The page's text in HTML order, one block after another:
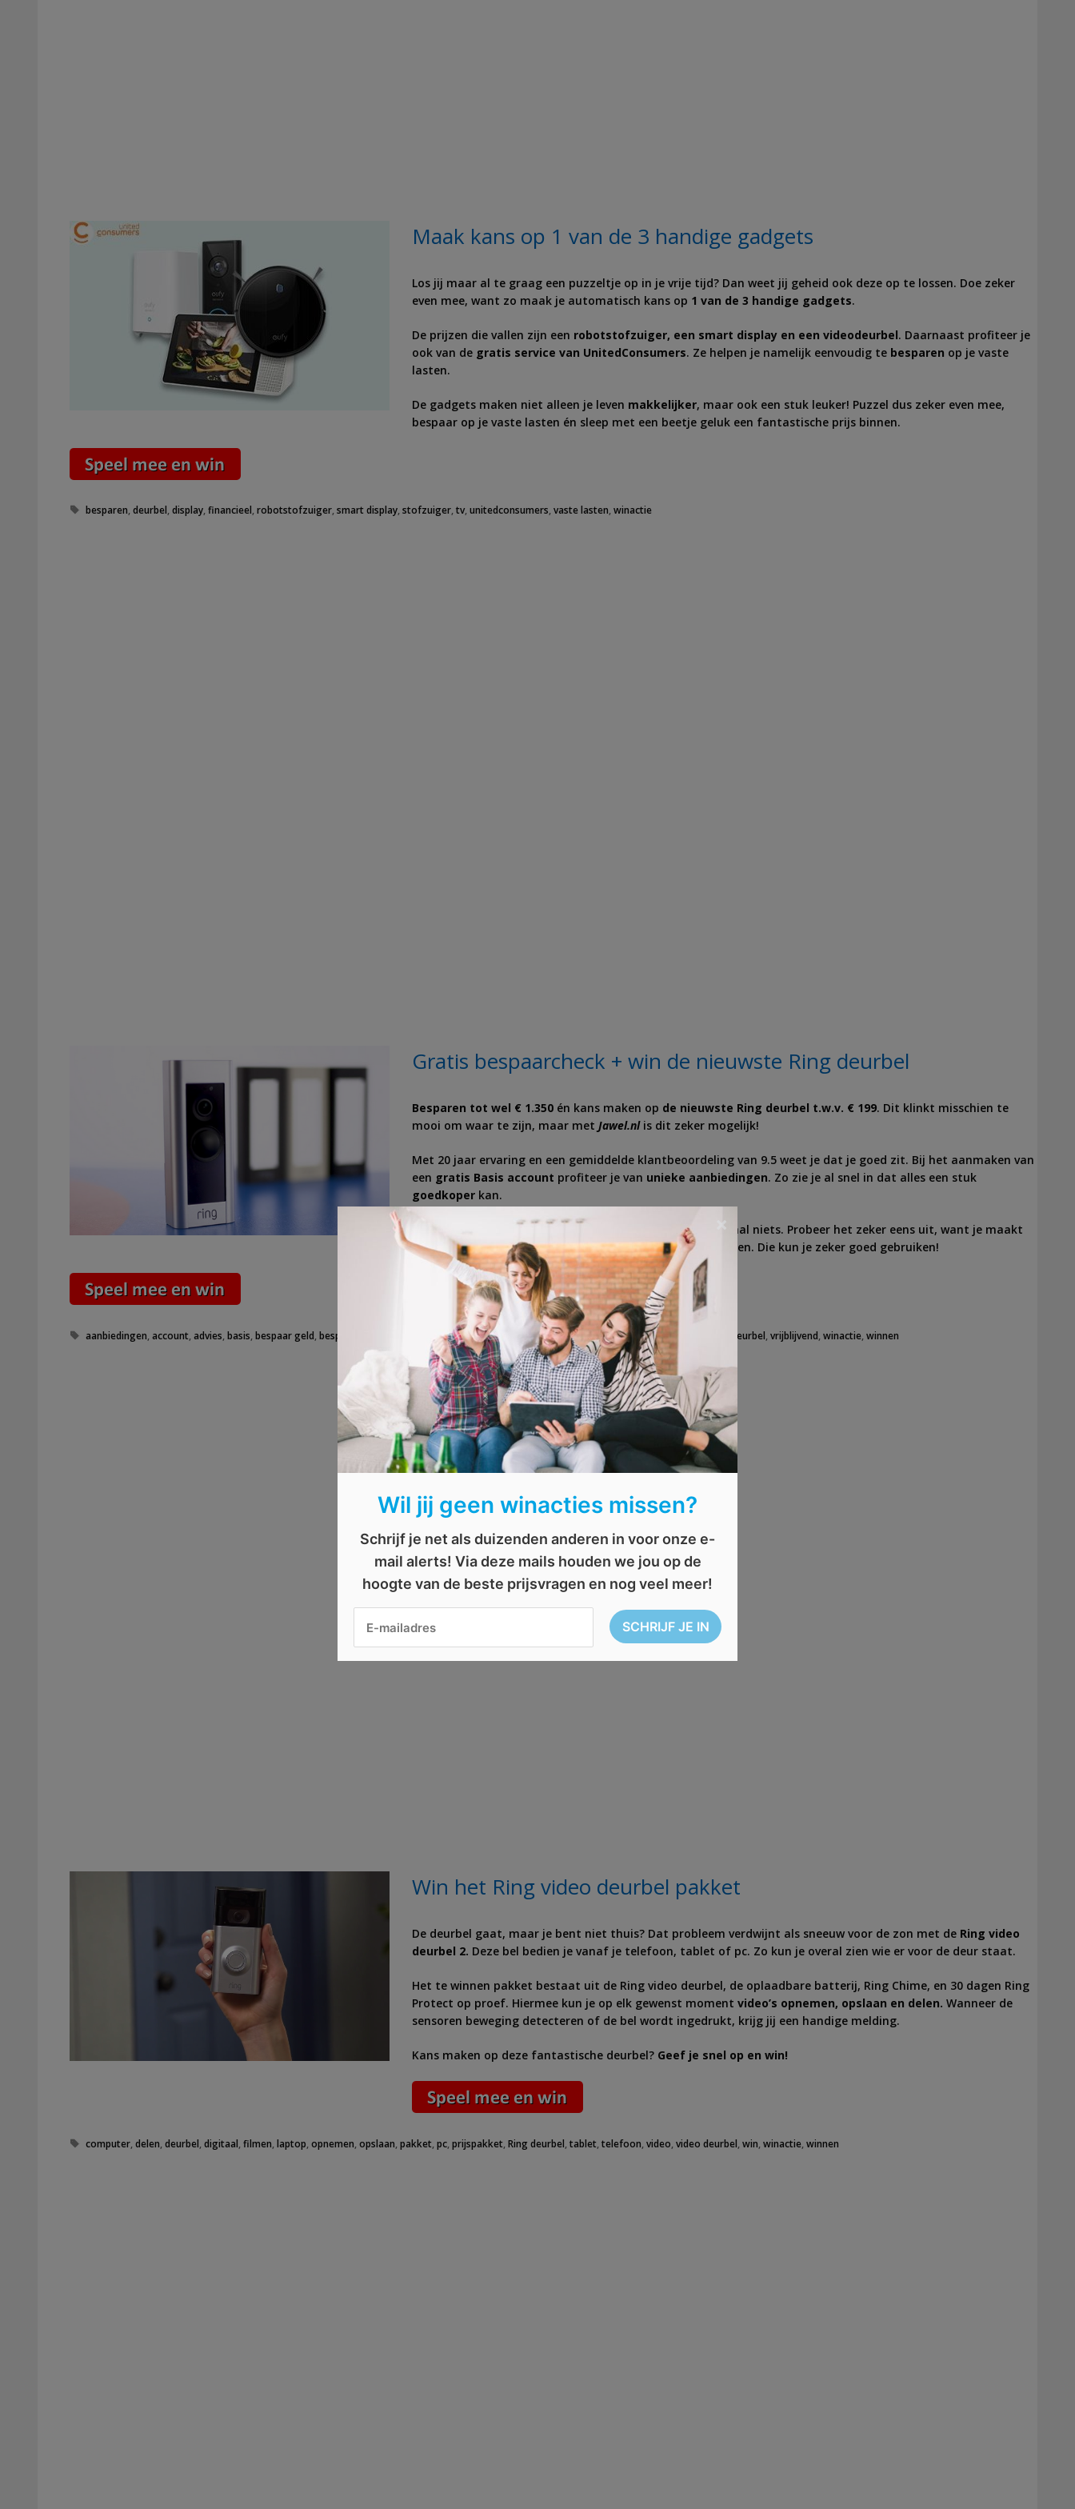
Maak kans op 1 van de 3 handige gadgets
Los jij maar al te graag een puzzeltje op in je vrije tijd? Dan weet jij geheid ook deze op te lossen. Doe zeker
even mee, want zo maak je automatisch kans op 1 van de 3 handige gadgets.
De prijzen die vallen zijn een robotstofzuiger, een smart display en een videodeurbel. Daarnaast profiteer je
ook van de gratis service van UnitedConsumers. Ze helpen je namelijk eenvoudig te besparen op je vaste
lasten.
De gadgets maken niet alleen je leven makkelijker, maar ook een stuk leuker! Puzzel dus zeker even mee,
bespaar op je vaste lasten én sleep met een beetje geluk een fantastische prijs binnen.
Tags
besparen,deurbel,display,financieel,robotstofzuiger,smart display,stofzuiger,tv,unitedconsumers,vaste lasten,winactie
Gratis bespaarcheck + win de nieuwste Ring deurbel
Besparen tot wel € 1.350 én kans maken op de nieuwste Ring deurbel t.w.v. € 199. Dit klinkt misschien te
mooi om waar te zijn, maar met Jawel.nl is dit zeker mogelijk!
Met 20 jaar ervaring en een gemiddelde klantbeoordeling van 9.5 weet je dat je goed zit. Bij het aanmaken van
een gratis Basis account profiteer je van unieke aanbiedingen. Zo zie je al snel in dat alles een stuk
goedkoper kan.
Jouw Basis account en bespaarcheck kosten je dus helemaal niets. Probeer het zeker eens uit, want je maakt
nutijdelijkkans om een Ring deurbel met camera te winnen. Die kun je zeker goed gebruiken!
Tags
aanbiedingen ,account ,advies ,basis ,bespaar geld ,bespaarcheck camera,check deurbel,financieel , geld,jawel.nl,persoonlijk ringdeurbel ,vrijblijvend ,winactie ,winnen
Win het Ring video deurbel pakket
De deurbel gaat, maar je bent niet thuis? Dat probleem verdwijnt als sneeuw voor de zon met de Ring video
deurbel 2. Deze bel bedien je vanaf je telefoon, tablet of pc. Zo kun je overal zien wie er voor de deur staat.
Het te winnen pakket bestaat uit de Ring video deurbel, de oplaadbare batterij, Ring Chime, en 30 dagen Ring
Protect op proef. Hiermee kun je op elk gewenst moment video’s opnemen, opslaan en delen. Wanneer de
sensoren beweging detecteren of de bel wordt ingedrukt, krijg jij een handige melding.
Kans maken op deze fantastische deurbel? Geef je snel op en win!
Tags
computer ,delen ,deurbel ,digitaal ,filmen ,laptop ,opnemen ,opslaan ,pakket ,pc ,prijspakket ,Ring deurbel ,tablet ,telefoon ,video ,video deurbel ,win ,winactie ,winnen
Wil jij geen winacties missen?
Schrijf je net als duizenden anderen in voor onze e-
mail alerts! Via deze mails houden we jou op de
hoogte van de beste prijsvragen en nog veel meer!
×